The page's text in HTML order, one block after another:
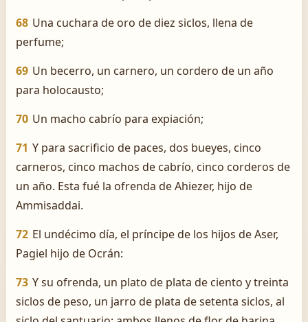
68 Una cuchara de oro de diez siclos, llena de
perfume;
69 Un becerro, un carnero, un cordero de un año
para holocausto;
70 Un macho cabrío para expiación;
71 Y para sacrificio de paces, dos bueyes, cinco
carneros, cinco machos de cabrío, cinco corderos de
un año. Esta fué la ofrenda de Ahiezer, hijo de
Ammisaddai.
72 El undécimo día, el príncipe de los hijos de Aser,
Pagiel hijo de Ocrán:
73 Y su ofrenda, un plato de plata de ciento y treinta
siclos de peso, un jarro de plata de setenta siclos, al